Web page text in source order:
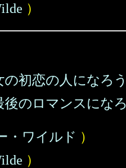
）
初恋の人になろう
のロマンスになろ
・ワイルド ）
）